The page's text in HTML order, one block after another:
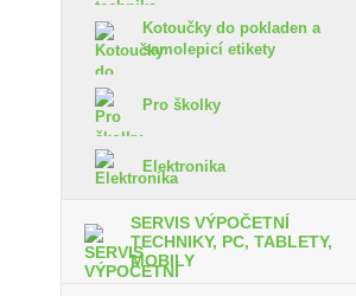
Kotoučky do pokladen a
samolepicí etikety
Pro školky
Elektronika
SERVIS VÝPOČETNÍ
TECHNIKY, PC, TABLETY,
MOBILY